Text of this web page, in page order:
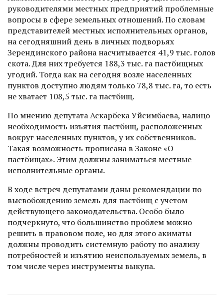
руководителями местных предприятий проблемные
вопросы в сфере земельных отношений. По словам
представителей местных исполнительных органов,
на сегодняшний день в личных подворьях
Зерендинского района насчитывается 41,9 тыс. голов
скота. Для них требуется 188,3 тыс. га пастбищных
угодий. Тогда как на сегодня возле населенных
пунктов доступно людям только 78,8 тыс. га, то есть
не хватает 108,5 тыс. га пастбищ.
По мнению депутата Аскарбека Уйсимбаева, налицо
необходимость изъятия пастбищ, расположенных
вокруг населенных пунктов, у их собственников.
Такая возможность прописана в Законе «О
пастбищах». Этим должны заниматься местные
исполнительные органы.
В ходе встреч депутатами даны рекомендации по
высвобождению земель для пастбищ с учетом
действующего законодательства. Особо было
подчеркнуто, что большинство проблем можно
решить в правовом поле, но для этого акиматы
должны проводить системную работу по анализу
потребнос­тей и изъятию неиспользуемых земель, в
том числе через инструменты выкупа.